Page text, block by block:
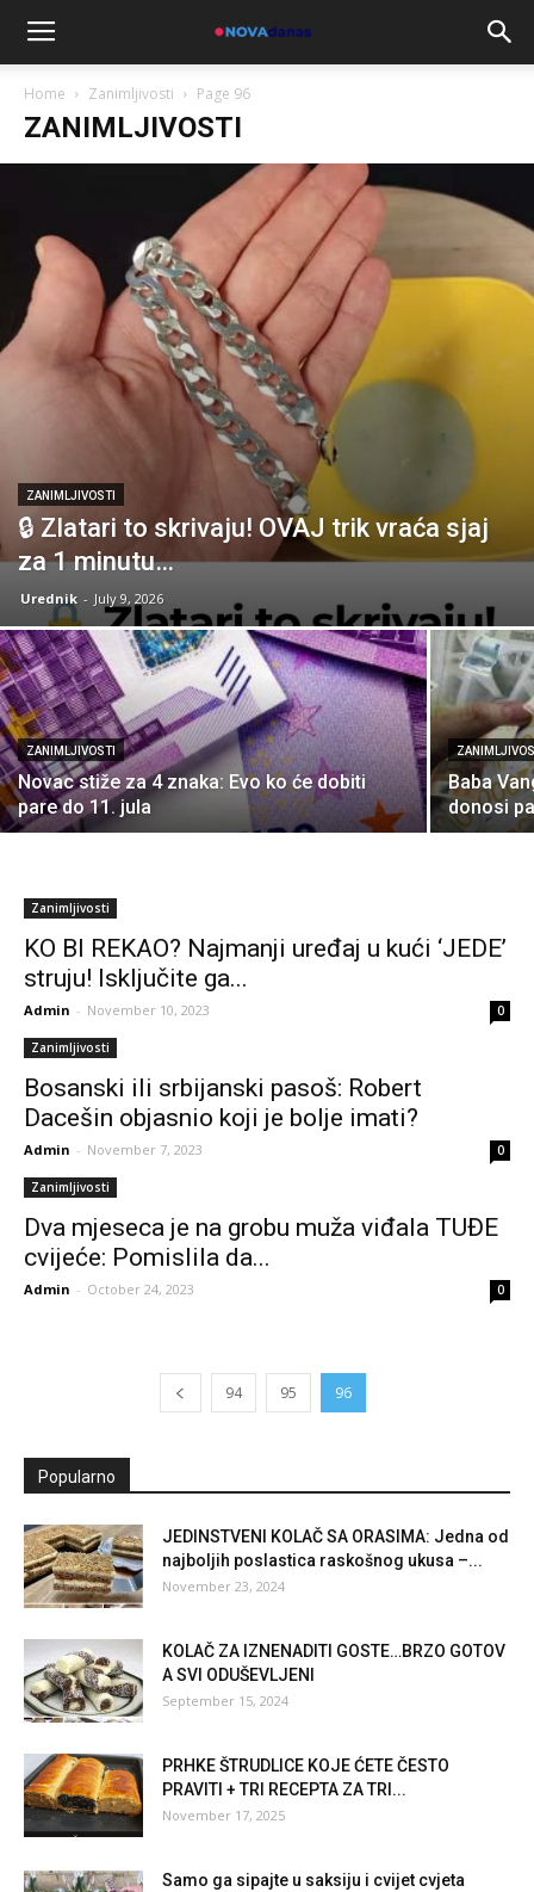
Home Zanimljivosti Page 96
ZANIMLJIVOSTI
ZANIMLJIVOSTI
🔒 Zlatari to skrivaju! OVAJ trik vraća sjaj
za 1 minutu…
Urednik - July 9, 2026
ZANIMLJIVOSTI
Novac stiže za 4 znaka: Evo ko će dobiti
pare do 11. jula
Baba
donosi
Zanimljivosti
KO BI REKAO? Najmanji uređaj u kući ‘JEDE’
struju! Isključite ga...
Admin - November 10, 2023 0
Zanimljivosti
Bosanski ili srbijanski pasoš: Robert
Dacešin objasnio koji je bolje imati?
Admin - November 7, 2023 0
Zanimljivosti
Dva mjeseca je na grobu muža viđala TUĐE
cvijeće: Pomislila da...
Admin - October 24, 2023 0
94 95 96
Popularno
JEDINSTVENI KOLAČ SA ORASIMA: Jedna od
najboljih poslastica raskošnog ukusa –...
November 23, 2024
KOLAČ ZA IZNENADITI GOSTE…BRZO GOTOV
A SVI ODUŠEVLJENI
September 15, 2024
PRHKE ŠTRUDLICE KOJE ĆETE ČESTO
PRAVITI + TRI RECEPTA ZA TRI...
November 17, 2025
Samo ga sipajte u saksiju i cvijet cvjeta